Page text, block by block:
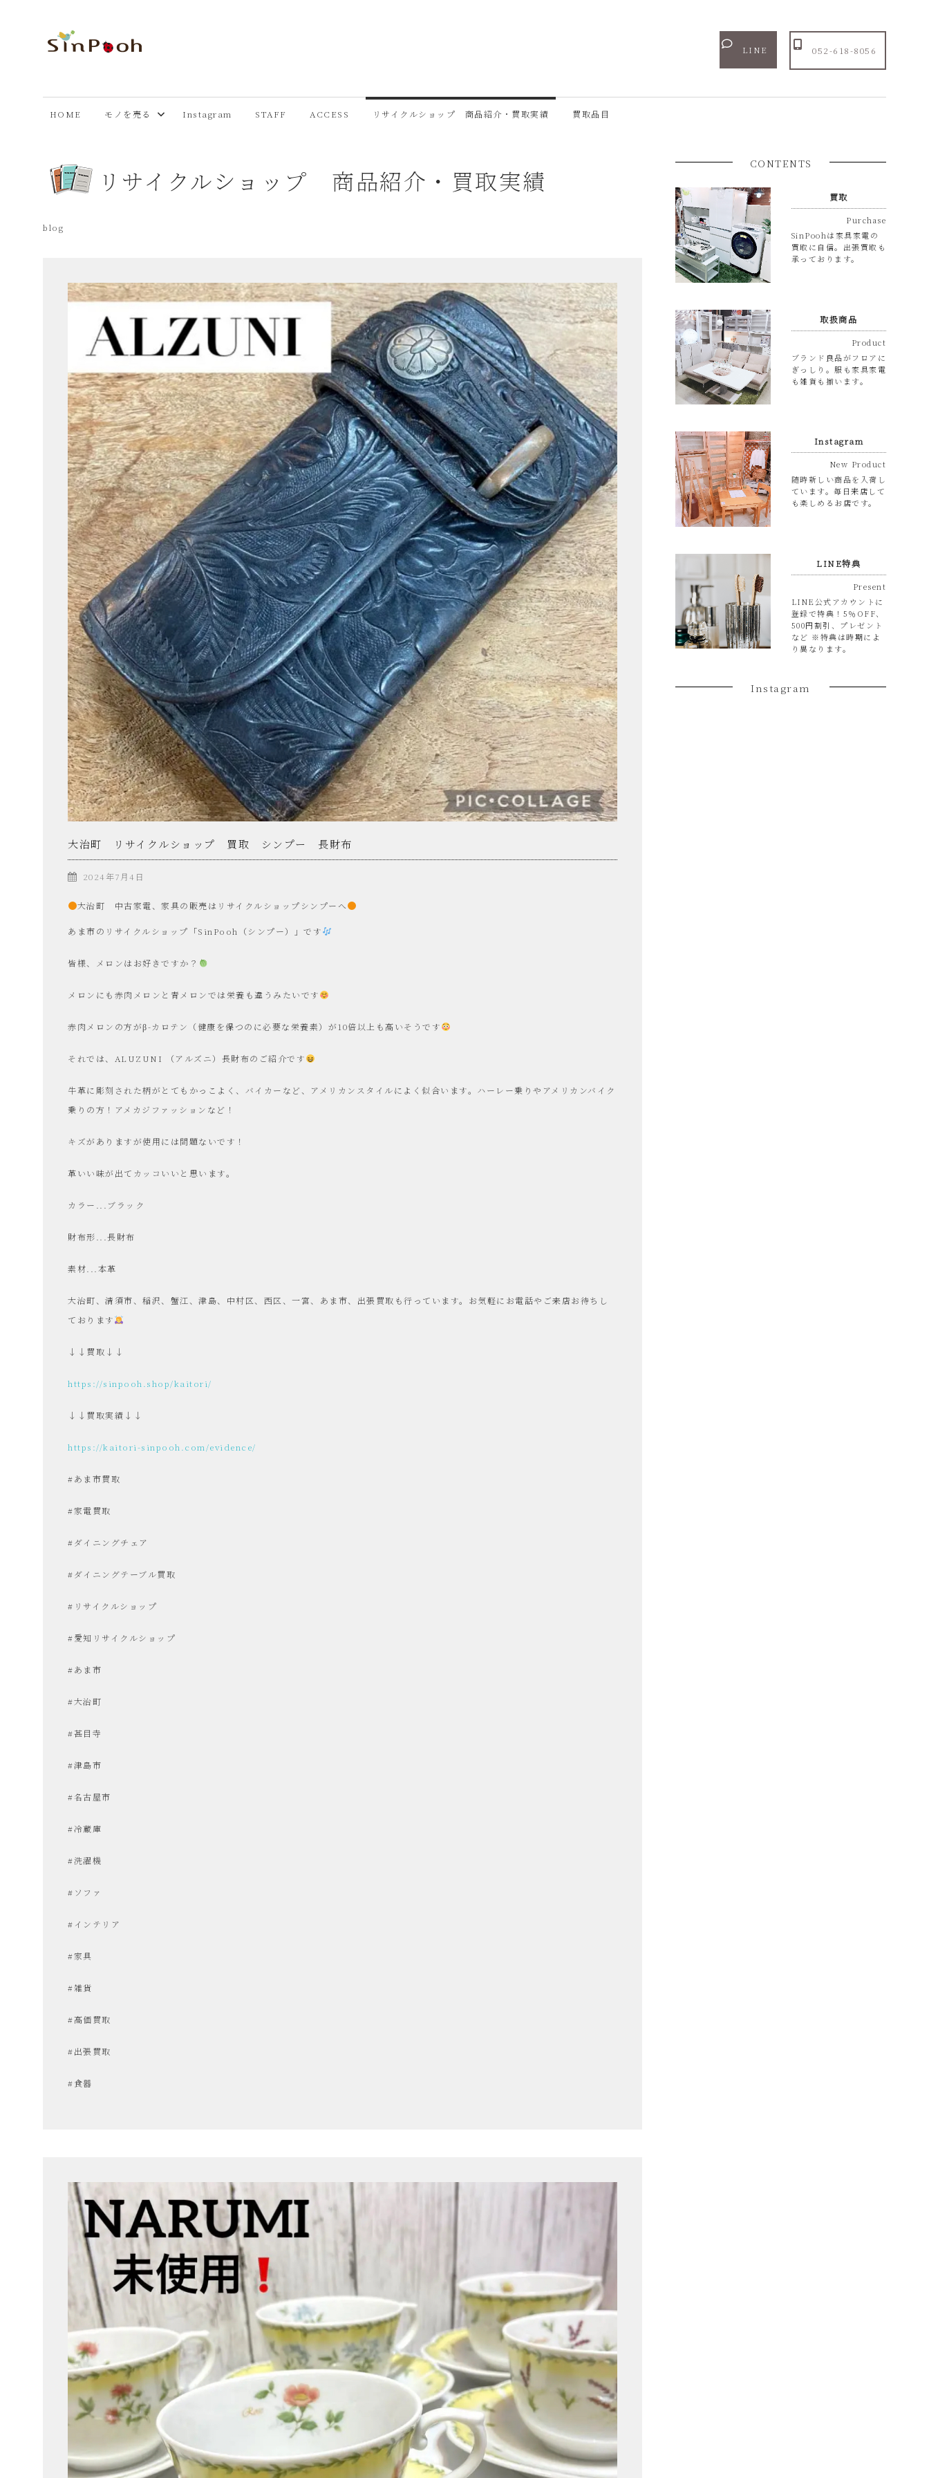
テ
プ
ま
リ
ル
シ
ョ
ッ
プ
シ
ン
プ
ー
SinPooh
は
中
古
家
取・
サ
貨
た
プ
あ
ま
市
site
052-618-8056
LINE
HOME モノを売る Instagram STAFF ACCESS リサイクルショップ 商品紹介・買取実績 買取品目
リサイクルショップ 商品紹介・買取実績
blog
大治町 リサイクルショップ 買取 シンプー 長財布
2024年7月4日
大治町 中古家電、家具の販売はリサイクルショップシンプーへ
あま市のリサイクルショップ「SinPooh（シンプー）」です
皆様、メロンはお好きですか？
メロンにも赤肉メロンと青メロンでは栄養も違うみたいです
赤肉メロンの方がβ-カロテン（健康を保つのに必要な栄養素）が10倍以上も高いそうです
それでは、ALUZUNI （アルズニ）長財布のご紹介です
牛革に彫刻された柄がとてもかっこよく、バイカーなど、アメリカンスタイルによく似合います。ハーレー乗りやアメリカンバイク
乗りの方！アメカジファッションなど！
キズがありますが使用には問題ないです！
革いい味が出てカッコいいと思います。
カラー...ブラック
財布形...長財布
素材...本革
大治町、清須市、稲沢、蟹江、津島、中村区、西区、一宮、あま市、出張買取も行っています。お気軽にお電話やご来店お待ちし
ております
↓↓買取↓↓
https://sinpooh.shop/kaitori/
↓↓買取実績↓↓
https://kaitori-sinpooh.com/evidence/
#あま市買取
#家電買取
#ダイニングチェア
#ダイニングテーブル買取
#リサイクルショップ
#愛知リサイクルショップ
#あま市
#大治町
#甚目寺
#津島市
#名古屋市
#冷蔵庫
#洗濯機
#ソファ
#インテリア
#家具
#雑貨
#高価買取
#出張買取
#食器
CONTENTS
買取
Purchase
SinPoohは家具家電の
買取に自信。出張買取も
承っております。
取扱商品
Product
ブランド良品がフロアに
ぎっしり。服も家具家電
も雑貨も揃います。
Instagram
New Product
随時新しい商品を入荷し
ています。毎日来店して
も楽しめるお店です。
LINE特典
Present
LINE公式アカウントに
登録で特典！5％OFF、
500円割引、プレゼント
など ※特典は時期によ
り異なります。
Instagram